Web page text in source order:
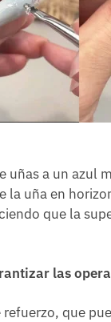
a un azul
la uña en
que la
las
que